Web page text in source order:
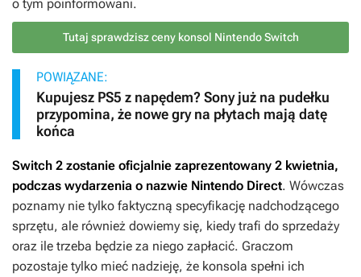
o tym poinformowani.
Tutaj sprawdzisz ceny konsol Nintendo Switch
POWIĄZANE:
Kupujesz PS5 z napędem? Sony już na pudełku
przypomina, że nowe gry na płytach mają datę
końca
Switch 2 zostanie oficjalnie zaprezentowany 2 kwietnia,
podczas wydarzenia o nazwie Nintendo Direct. Wówczas
poznamy nie tylko faktyczną specyfikację nadchodzącego
sprzętu, ale również dowiemy się, kiedy trafi do sprzedaży
oraz ile trzeba będzie za niego zapłacić. Graczom
pozostaje tylko mieć nadzieję, że konsola spełni ich